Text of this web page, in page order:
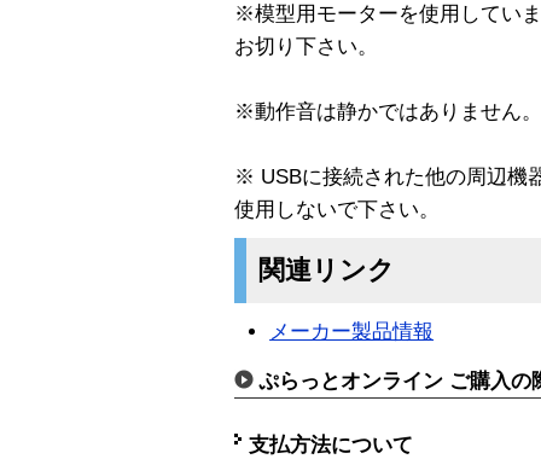
※模型用モーターを使用してい
お切り下さい。
※動作音は静かではありません。
※ USBに接続された他の周辺機
使用しないで下さい。
関連リンク
メーカー製品情報
ぷらっとオンライン ご購入の
支払方法について